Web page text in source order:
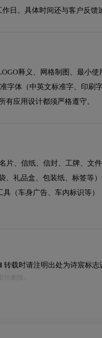
日。具体时间还与客户反馈
释义、网格制图、最小
字体（中英文标准字、印刷
应用设计都须严格遵守。
片、信纸、信封、工牌、文
、礼品盒、包装纸、标签等
（车身广告、车内标识等
转载时请注明出处为诗宸标志